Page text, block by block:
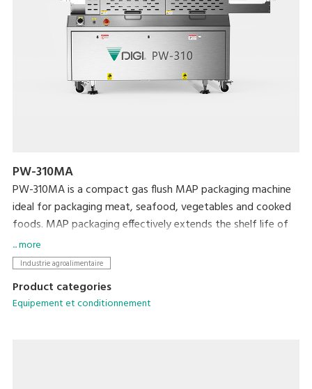
PW-310MA
PW-310MA is a compact gas flush MAP packaging machine
ideal for packaging meat, seafood, vegetables and cooked
foods. MAP packaging effectively extends the shelf life of
food while protecting its original freshness, flavor, and
appearance.
... more
Industrie agroalimentaire
Product categories
Equipement et conditionnement